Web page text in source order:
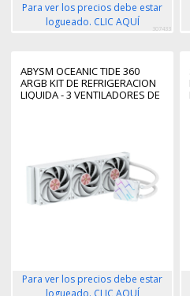
Para ver los precios debe estar
logueado. CLIC AQUÍ
307433
ABYSM OCEANIC TIDE 360
ARGB KIT DE REFRIGERACION
LIQUIDA - 3 VENTILADORES DE
Para ver los precios debe estar
logueado. CLIC AQUÍ